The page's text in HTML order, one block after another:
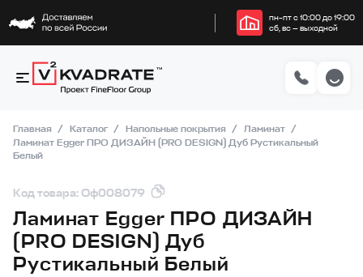
пн–пт с 10:00 до 19:00
сб, вс — выходной
Главная Каталог Напольные покрытия
Ламинат
Ламинат Egger ПРО ДИЗАЙН (PRO DESIGN) Дуб Рустикальный
Белый
Код товара: Оф008079
Ламинат Egger ПРО ДИЗАЙН
(PRO DESIGN) Дуб
Рустикальный Белый